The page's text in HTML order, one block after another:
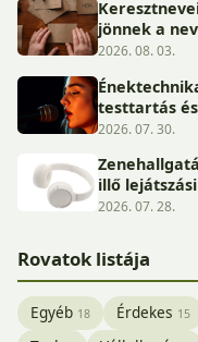
jönnek a
2026. 08. 03.
testtartás
2026. 07. 30.
illő
2026. 07. 28.
Rovatok listája
Egyéb 18 Érdekes 15